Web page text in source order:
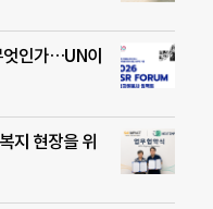
엇인가…UN이
지 현장을 위